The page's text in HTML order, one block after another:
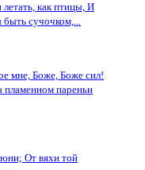
как птицы, И
быть сучочком,...
мне, Боже, Боже сил!
пламенном пареньи
От вяхи той